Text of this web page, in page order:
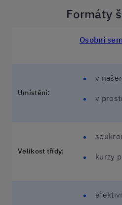
Formáty
Osobní
Umístění:
v
v
Velikost třídy:
kurzy